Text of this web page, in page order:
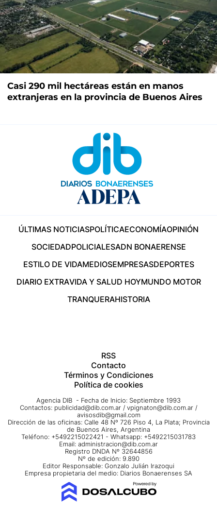
Casi 290 mil hectáreas están en manos
extranjeras en la provincia de Buenos Aires
ÚLTIMAS NOTICIASPOLÍTICAECONOMÍAOPINIÓN
SOCIEDADPOLICIALESADN BONAERENSE
ESTILO DE VIDAMEDIOSEMPRESASDEPORTES
DIARIO EXTRAVIDA Y SALUD HOYMUNDO MOTOR
TRANQUERAHISTORIA
RSS
Contacto
Términos y Condiciones
Política de cookies
Agencia DIB - Fecha de Inicio: Septiembre 1993
Contactos: publicidad@dib.com.ar / vpignaton@dib.com.ar /
avisosdib@gmail.com
Dirección de las oficinas: Calle 48 Nº 726 Piso 4, La Plata; Provincia
de Buenos Aires, Argentina
Teléfono: +5492215022421 - Whatsapp: +5492215031783
Email: administracion@dib.com.ar
Registro DNDA Nº 32644856
Nº de edición: 9.890
Editor Responsable: Gonzalo Julián Irazoqui
Empresa propietaria del medio: Diarios Bonaerenses SA